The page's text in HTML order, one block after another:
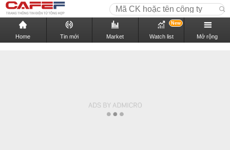
Home Tin mới Market Watch list
New
Mở rộng